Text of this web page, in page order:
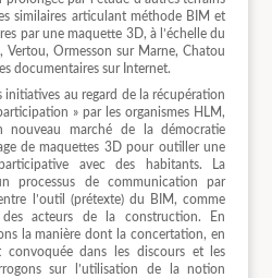
similaires articulant méthode BIM et
par une maquette 3D, à l’échelle du
Vertou, Ormesson sur Marne, Chatou
documentaires sur Internet.
initiatives au regard de la récupération
» par les organismes HLM,
nouveau marché de la démocratie
de maquettes 3D pour outiller une
avec des habitants. La
processus de communication par
l’outil (prétexte) du BIM, comme
des acteurs de la construction. En
la manière dont la concertation, en
convoquée dans les discours et les
sur l’utilisation de la notion